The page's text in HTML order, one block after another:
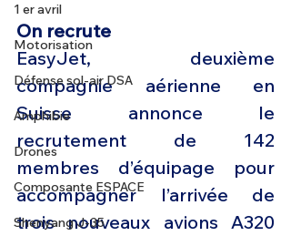
1 er avril
Motorisation
Défense sol-air DSA
Amphibie
Drones
Composante ESPACE
Shenyang J-35
On recrute
EasyJet, deuxième
compagnie aérienne en
Suisse annonce le
recrutement de 142
membres d’équipage pour
accompagner l’arrivée de
trois nouveaux avions A320